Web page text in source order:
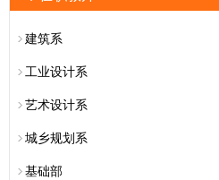
建筑系
工业设计系
艺术设计系
城乡规划系
基础部